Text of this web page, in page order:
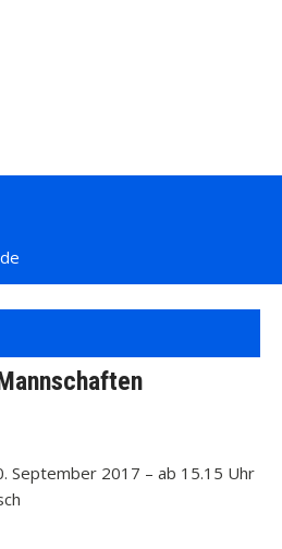
September 2017 – ab 15.15 Uhr